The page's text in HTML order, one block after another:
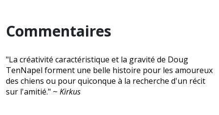
Commentaires
"La créativité caractéristique et la gravité de Doug
TenNapel forment une belle histoire pour les amoureux
des chiens ou pour quiconque à la recherche d'un récit
sur l'amitié." ~ Kirkus